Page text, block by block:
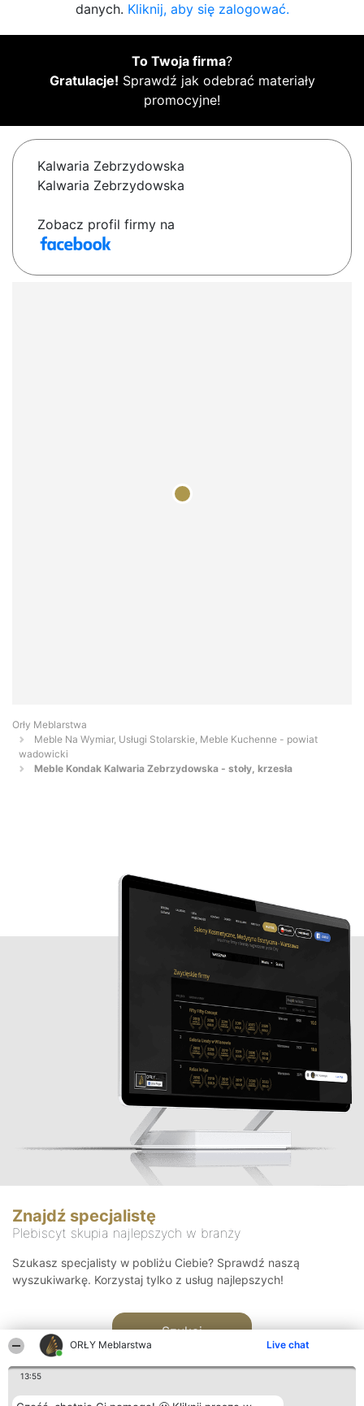
ORŁY Meblarstwa Live chat
13:55
danych. Kliknij, aby się zalogować.
To Twoja firma?
Gratulacje! Sprawdź jak odebrać materiały
promocyjne!
Kalwaria Zebrzydowska
Kalwaria Zebrzydowska
Zobacz profil firmy na
Orły Meblarstwa
Meble Na Wymiar, Usługi Stolarskie, Meble Kuchenne - powiat
wadowicki
Meble Kondak Kalwaria Zebrzydowska - stoły, krzesła
Znajdź specjalistę
Plebiscyt skupia najlepszych w branży
Szukasz specjalisty w pobliżu Ciebie? Sprawdź naszą
wyszukiwarkę. Korzystaj tylko z usług najlepszych!
Szukaj